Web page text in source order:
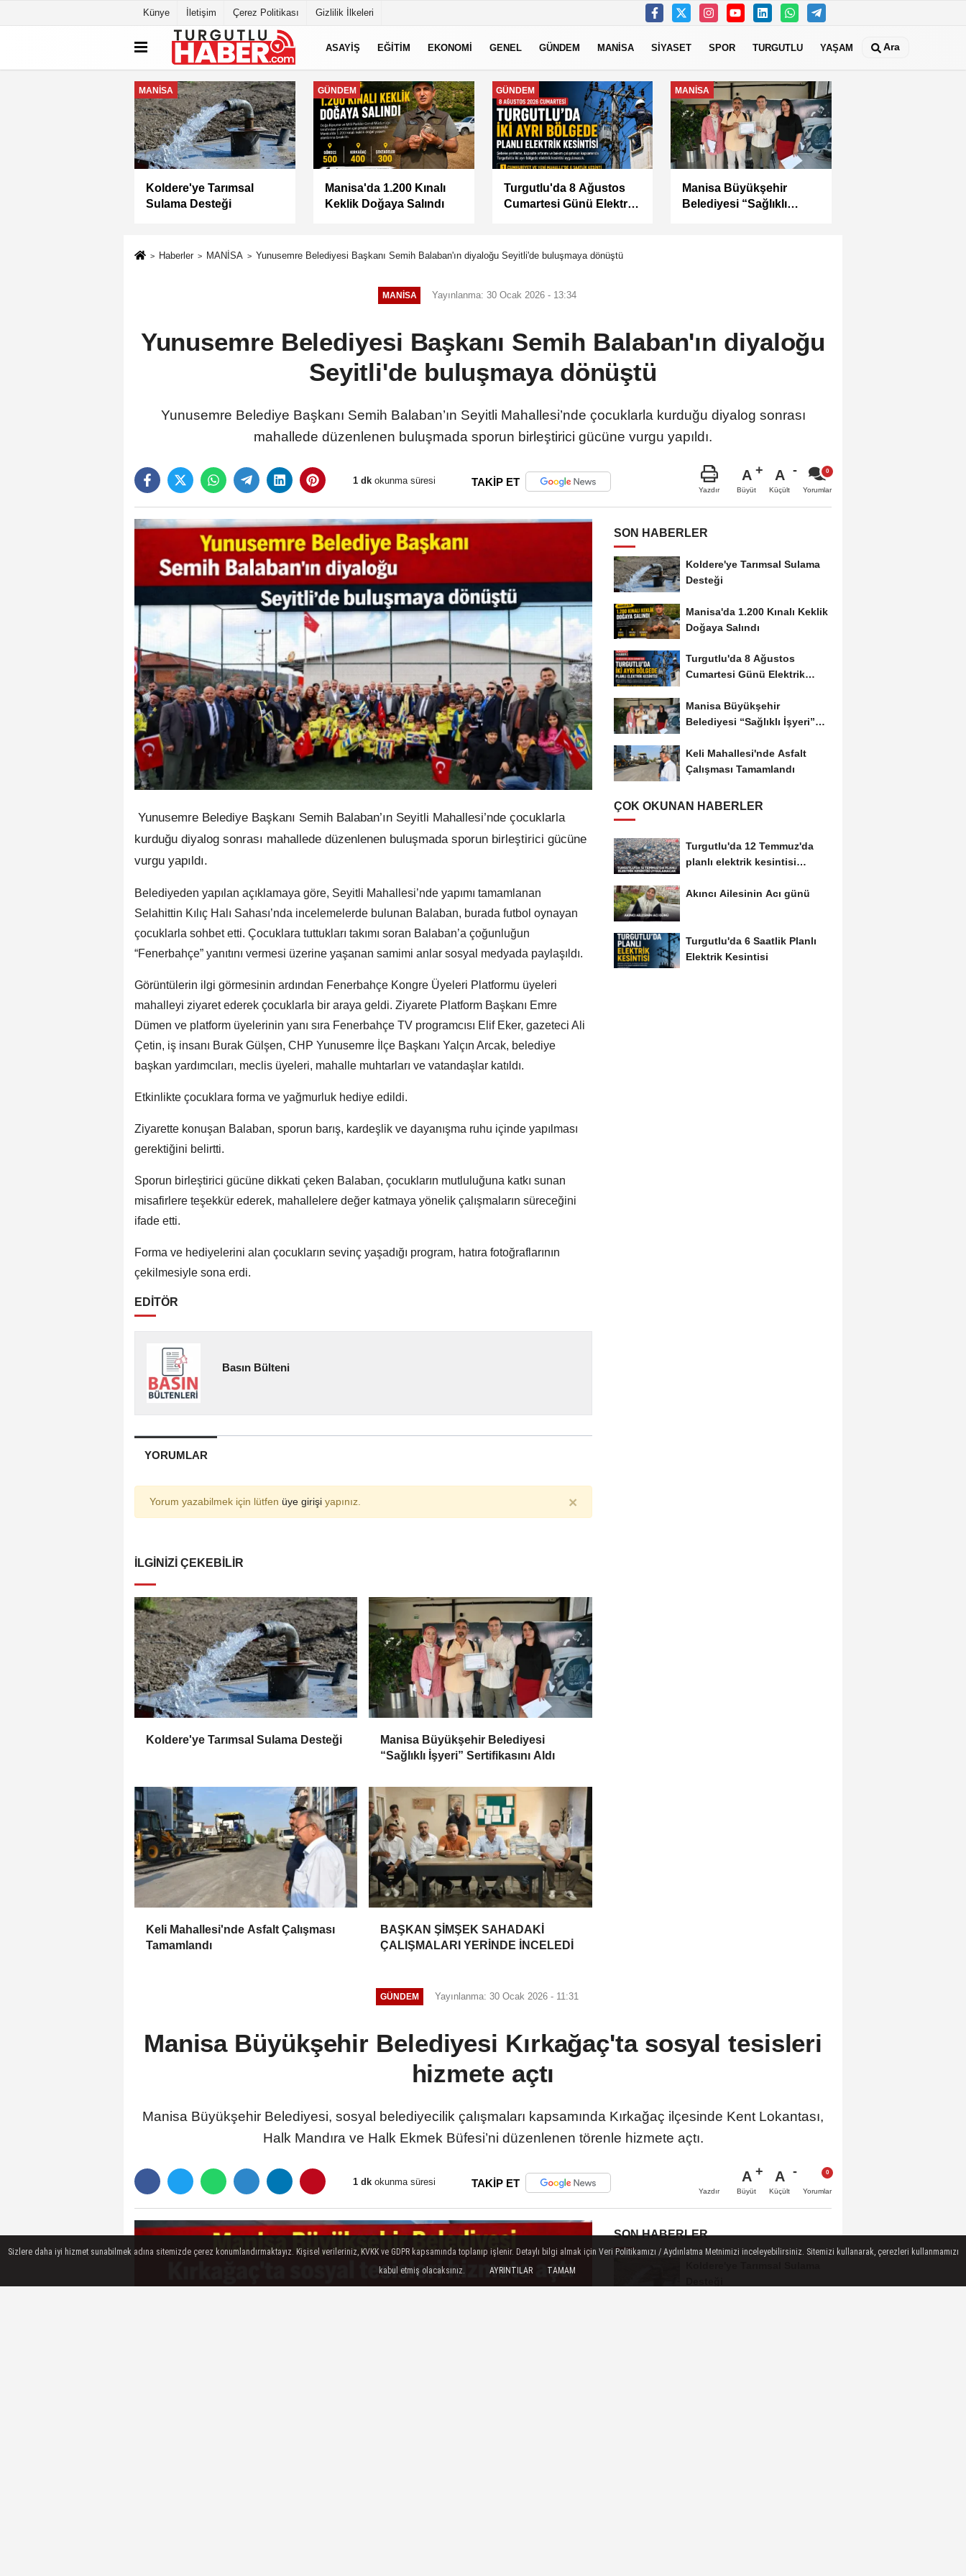
Künye İletişim Çerez Politikası Gizlilik İlkeleri
ASAYİŞ EĞİTİM EKONOMİ GENEL GÜNDEM MANİSA SİYASET SPOR TURGUTLU YAŞAM Ara
MANİSA
Keli Mahallesi'nde Asfalt
Çalışması Tamamlandı
MANİSA
BAŞKAN ŞİMŞEK
SAHADAKİ
MANİSA
KÜÇÜK SANAYİ
SİTESİ'NİN SORUNLARI
MANİSA
Kula Seyitali
Mahallesi’nde Sıcak
Haberler MANİSA Yunusemre Belediyesi Başkanı Semih Balaban'ın diyaloğu Seyitli'de buluşmaya dönüştü
MANİSA Yayınlanma: 30 Ocak 2026 - 13:34
Yunusemre Belediyesi Başkanı Semih Balaban'ın diyaloğu
Seyitli'de buluşmaya dönüştü
Yunusemre Belediye Başkanı Semih Balaban’ın Seyitli Mahallesi’nde çocuklarla kurduğu diyalog sonrası
mahallede düzenlenen buluşmada sporun birleştirici gücüne vurgu yapıldı.
1 dk okunma süresi TAKİP ET
Yazdır
A
Büyüt
A
Küçült Yorumlar
Yunusemre Belediye Başkanı Semih Balaban’ın Seyitli Mahallesi’nde çocuklarla
kurduğu diyalog sonrası mahallede düzenlenen buluşmada sporun birleştirici gücüne
vurgu yapıldı.
Belediyeden yapılan açıklamaya göre, Seyitli Mahallesi’nde yapımı tamamlanan
Selahittin Kılıç Halı Sahası’nda incelemelerde bulunan Balaban, burada futbol oynayan
çocuklarla sohbet etti. Çocuklara tuttukları takımı soran Balaban’a çoğunluğun
“Fenerbahçe” yanıtını vermesi üzerine yaşanan samimi anlar sosyal medyada paylaşıldı.
Görüntülerin ilgi görmesinin ardından Fenerbahçe Kongre Üyeleri Platformu üyeleri
mahalleyi ziyaret ederek çocuklarla bir araya geldi. Ziyarete Platform Başkanı Emre
Dümen ve platform üyelerinin yanı sıra Fenerbahçe TV programcısı Elif Eker, gazeteci Ali
Çetin, iş insanı Burak Gülşen, CHP Yunusemre İlçe Başkanı Yalçın Arcak, belediye
başkan yardımcıları, meclis üyeleri, mahalle muhtarları ve vatandaşlar katıldı.
Etkinlikte çocuklara forma ve yağmurluk hediye edildi.
Ziyarette konuşan Balaban, sporun barış, kardeşlik ve dayanışma ruhu içinde yapılması
gerektiğini belirtti.
Sporun birleştirici gücüne dikkati çeken Balaban, çocukların mutluluğuna katkı sunan
misafirlere teşekkür ederek, mahallelere değer katmaya yönelik çalışmaların süreceğini
ifade etti.
Forma ve hediyelerini alan çocukların sevinç yaşadığı program, hatıra fotoğraflarının
çekilmesiyle sona erdi.
EDİTÖR
Basın Bülteni
YORUMLAR
Yorum yazabilmek için lütfen üye girişi yapınız. ×
İLGINIZI ÇEKEBILIR
Koldere'ye Tarımsal Sulama Desteği
Manisa Büyükşehir Belediyesi
“Sağlıklı İşyeri” Sertifikasını Aldı
Keli Mahallesi'nde Asfalt Çalışması
Tamamlandı
BAŞKAN ŞİMŞEK SAHADAKİ
ÇALIŞMALARI YERİNDE İNCELEDİ
SON HABERLER
Koldere'ye Tarımsal Sulama
Desteği
Manisa'da 1.200 Kınalı Keklik
Doğaya Salındı
Turgutlu'da 8 Ağustos
Cumartesi Günü Elektrik
Manisa Büyükşehir
Belediyesi “Sağlıklı İşyeri”
Keli Mahallesi'nde Asfalt
Çalışması Tamamlandı
ÇOK OKUNAN HABERLER
Turgutlu'da 12 Temmuz'da
planlı elektrik kesintisi
Akıncı Ailesinin Acı günü
Turgutlu'da 6 Saatlik Planlı
Elektrik Kesintisi
GÜNDEM Yayınlanma: 30 Ocak 2026 - 11:31
Manisa Büyükşehir Belediyesi Kırkağaç'ta sosyal tesisleri
hizmete açtı
Manisa Büyükşehir Belediyesi, sosyal belediyecilik çalışmaları kapsamında Kırkağaç ilçesinde Kent Lokantası,
Halk Mandıra ve Halk Ekmek Büfesi’ni düzenlenen törenle hizmete açtı.
1 dk okunma süresi TAKİP ET
Yazdır
A
Büyüt
A
Küçült Yorumlar
SON HABERLER
Sizlere daha iyi hizmet sunabilmek adına sitemizde çerez konumlandırmaktayız. Kişisel verileriniz, KVKK ve GDPR kapsamında toplanıp işlenir. Detaylı bilgi almak için Veri Politikamızı / Aydınlatma Metnimizi inceleyebilirsiniz. Sitemizi kullanarak, çerezleri kullanmamızı
kabul etmiş olacaksınız.
AYRINTILAR TAMAM